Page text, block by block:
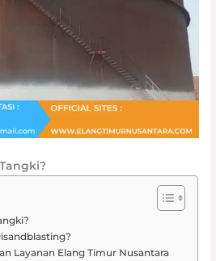
Layanan Elang Timur Nusantara